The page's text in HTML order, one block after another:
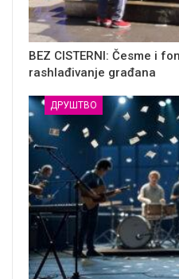
BEZ CISTERNI: Česme i
rashlađivanje građana
ДРУШТВО